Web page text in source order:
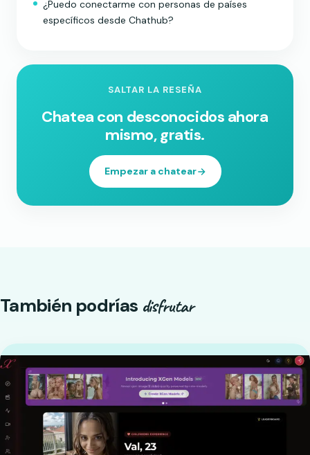
¿Puedo conectarme con personas de países
específicos desde Chathub?
SALTAR LA RESEÑA
Chatea con desconocidos ahora
mismo, gratis.
Empezar a chatear
También podrías disfrutar